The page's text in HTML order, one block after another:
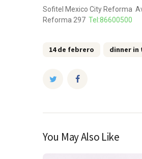
Sofitel Mexico City Reforma
Reforma 297 Tel:86600500
14 de febrero dinner in
You May Also Like